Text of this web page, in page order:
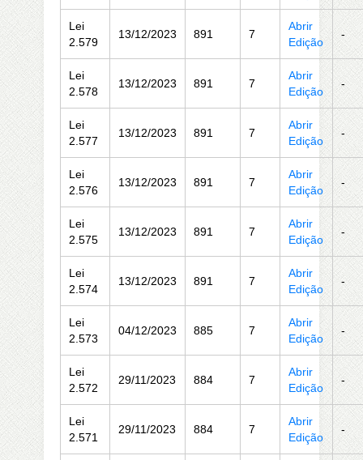
Lei
2.579
13/12/2023 891 7
Abrir
Edição
-
Lei
2.578
13/12/2023 891 7
Abrir
Edição
-
Lei
2.577
13/12/2023 891 7
Abrir
Edição
-
Lei
2.576
13/12/2023 891 7
Abrir
Edição
-
Lei
2.575
13/12/2023 891 7
Abrir
Edição
-
Lei
2.574
13/12/2023 891 7
Abrir
Edição
-
Lei
2.573
04/12/2023 885 7
Abrir
Edição
-
Lei
2.572
29/11/2023 884 7
Abrir
Edição
-
Lei
2.571
29/11/2023 884 7
Abrir
Edição
-